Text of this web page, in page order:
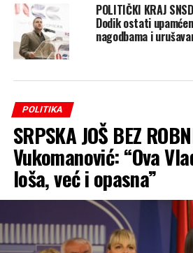
POLITIČKI KRAJ
Dodik ostati
nagodbama i
POLITIKA
SRPSKA JOŠ BEZ
Vukomanović: “Ova
loša, već i opasna”